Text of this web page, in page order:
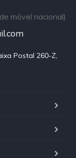
móvel nacional)
Postal 260-Z,